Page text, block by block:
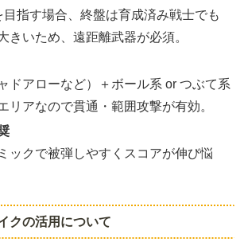
目指す場合、終盤は育成済み戦士でも
きいため、遠距離武器が必須。
ドアローなど）＋ボール系 or つぶて系
リアなので貫通・範囲攻撃が有効。
ックで被弾しやすくスコアが伸び悩
クの活用について